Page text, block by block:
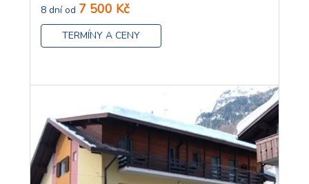
8 dní od 7 500 Kč
TERMÍNY A CENY